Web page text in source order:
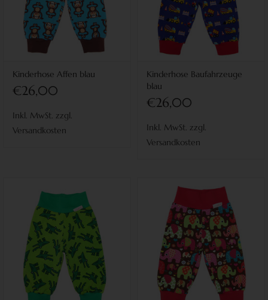
Kinderhose Affen blau
€26,00
Inkl. MwSt. zzgl.
Versandkosten
Kinderhose Baufahrzeuge
blau
€26,00
Inkl. MwSt. zzgl.
Versandkosten